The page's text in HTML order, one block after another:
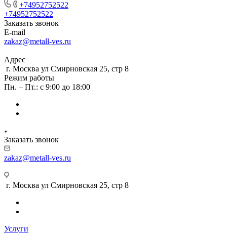
+74952752522
+74952752522
Заказать звонок
E-mail
zakaz@metall-ves.ru
Адрес
г. Москва ул Смирновская 25, стр 8
Режим работы
Пн. – Пт.: с 9:00 до 18:00
Заказать звонок
zakaz@metall-ves.ru
г. Москва ул Смирновская 25, стр 8
Услуги